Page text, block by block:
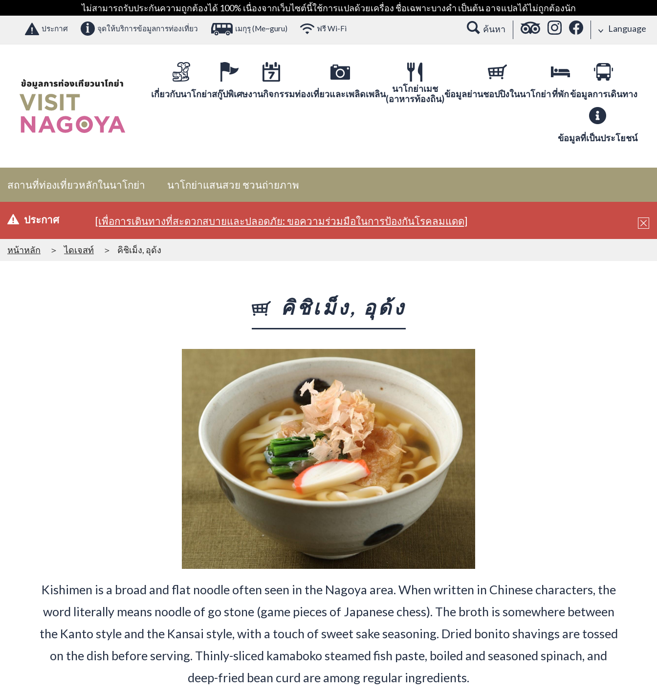
ไม่สามารถรับประกันความถูกต้องได้ 100% เนื่องจากเว็บไซต์นี้ใช้การแปลด้วยเครื่อง ชื่อเฉพาะบางคำ เป็นต้น อาจแปลได้ไม่ถูกต้องนัก
ประกาศ จุดให้บริการข้อมูลการท่องเที่ยว เมกุรุ (Me~guru) ฟรี Wi-Fi ค้นหา Language
เกี่ยวกับนาโกย่าสกู๊ปพิเศษงานกิจกรรมท่องเที่ยวและเพลิดเพลิน
นาโกย่าเมช
(อาหารท้องถิน)ข้อมูลย่านชอปปิงในนาโกย่าที่พักข้อมูลการเดินทาง
ข้อมูลที่เป็นประโยชน์
สถานที่ท่องเที่ยวหลักในนาโกย่า นาโกย่าแสนสวย ชวนถ่ายภาพ
ประกาศ [เพื่อการเดินทางที่สะดวกสบายและปลอดภัย: ขอความร่วมมือในการป้องกันโรคลมแดด]
หน้าหลัก ไดเจสท์ คิชิเม็ง, อุด้ง
คิชิเม็ง, อุด้ง
Kishimen is a broad and flat noodle often seen in the Nagoya area. When written in Chinese characters, the
word literally means noodle of go stone (game pieces of Japanese chess). The broth is somewhere between
the Kanto style and the Kansai style, with a touch of sweet sake seasoning. Dried bonito shavings are tossed
on the dish before serving. Thinly-sliced kamaboko steamed fish paste, boiled and seasoned spinach, and
deep-fried bean curd are among regular ingredients.